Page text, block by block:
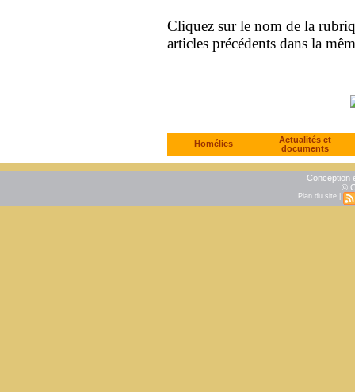
Cliquez sur le nom de la
articles précédents dans la
Homélies
Actualités et
documents
Conception
©
Plan du site